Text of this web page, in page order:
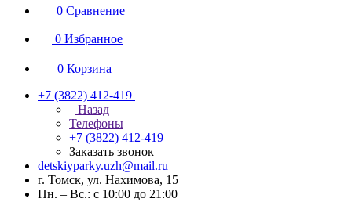
0 Сравнение
0 Избранное
0 Корзина
+7 (3822) 412-419
Назад
Телефоны
+7 (3822) 412-419
Заказать звонок
detskiyparky.uzh@mail.ru
г. Томск, ул. Нахимова, 15
Пн. – Вс.: с 10:00 до 21:00